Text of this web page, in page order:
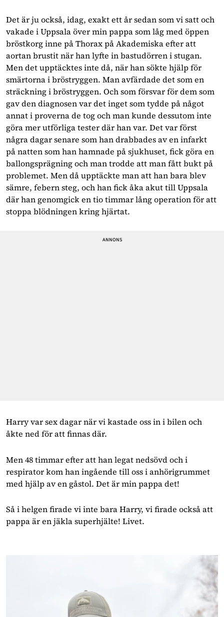
Det är ju också, idag, exakt ett år sedan som vi satt och
vakade i Uppsala över min pappa som låg med öppen
bröstkorg inne på Thorax på Akademiska efter att
aortan brustit när han lyfte in bastudörren i stugan.
Men det upptäcktes inte då, när han sökte hjälp för
smärtorna i bröstryggen. Man avfärdade det som en
sträckning i bröstryggen. Och som försvar för dem som
gav den diagnosen var det inget som tydde på något
annat i proverna de tog och man kunde dessutom inte
göra mer utförliga tester där han var. Det var först
några dagar senare som han drabbades av en infarkt
på natten som han hamnade på sjukhuset, fick göra en
ballongsprägning och man trodde att man fått bukt på
problemet. Men då upptäckte man att han bara blev
sämre, febern steg, och han fick åka akut till Uppsala
där han genomgick en tio timmar lång operation för att
stoppa blödningen kring hjärtat.
Harry var sex dagar när vi kastade oss in i bilen och
åkte ned för att finnas där.
Men 48 timmar efter att han legat nedsövd och i
respirator kom han ingående till oss i anhörigrummet
med hjälp av en gåstol. Det är min pappa det!
Så i helgen firade vi inte bara Harry, vi firade också att
pappa är en jäkla superhjälte! Livet.